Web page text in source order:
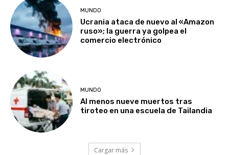
MUNDO
Ucrania ataca de nuevo al «Amazon
ruso»; la guerra ya golpea el
comercio electrónico
MUNDO
Al menos nueve muertos tras
tiroteo en una escuela de Tailandia
Cargar más